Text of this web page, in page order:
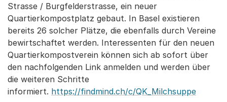
Strasse / Burgfelderstrasse, ein neuer
Quartierkompostplatz gebaut. In Basel existieren
bereits 26 solcher Plätze, die ebenfalls durch Vereine
bewirtschaftet werden. Interessenten für den neuen
Quartierkompostverein können sich ab sofort über
den nachfolgenden Link anmelden und werden über
die weiteren Schritte
informiert. https://findmind.ch/c/QK_Milchsuppe